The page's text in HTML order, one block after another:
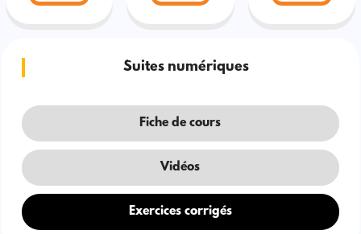
Suites numériques
Fiche de cours
Vidéos
Exercices corrigés